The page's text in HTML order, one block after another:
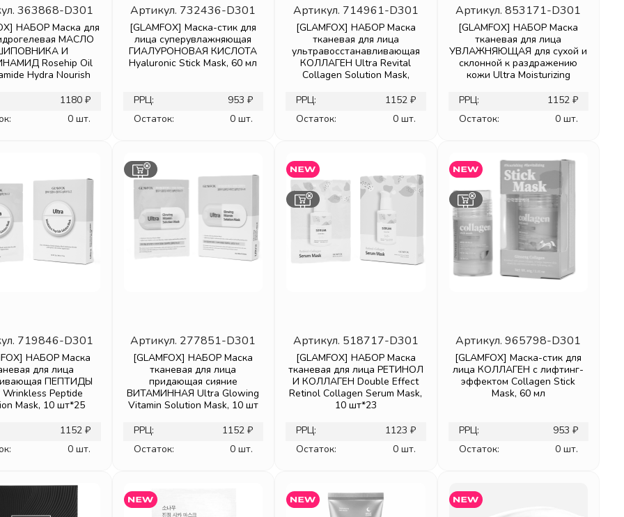
363868-D301
НАБОР Маска для
МАСЛО
И
Rosehip Oil
Hydra Nourish
1180 ₽
0 шт.
Артикул. 732436-D301
[GLAMFOX] Маска-стик для
лица суперувлажняющая
ГИАЛУРОНОВАЯ КИСЛОТА
Hyaluronic Stick Mask, 60 мл
РРЦ:
953 ₽
Остаток:
0 шт.
Артикул. 714961-D301
[GLAMFOX] НАБОР Маска
тканевая для лица
ультравосстанавливающая
КОЛЛАГЕН Ultra Revital
Collagen Solution Mask,
РРЦ:
1152 ₽
Остаток:
0 шт.
Артикул.853171-D301
[GLAMFOX] НАБОР Маска
тканевая для лица
УВЛАЖНЯЮЩАЯ для сухой и
склонной к раздражению
кожи Ultra Moisturizing
РРЦ:
1152 ₽
Остаток:
0 шт.
719846-D301
НАБОР Маска
для лица
ПЕПТИДЫ
Peptide
Mask, 10 шт*25
1152 ₽
0 шт.
Артикул. 277851-D301
[GLAMFOX] НАБОР Маска
тканевая для лица
придающая сияние
ВИТАМИННАЯ Ultra Glowing
Vitamin Solution Mask, 10 шт
РРЦ:
1152 ₽
Остаток:
0 шт.
Артикул. 518717-D301
[GLAMFOX] НАБОР Маска
тканевая для лица РЕТИНОЛ
И КОЛЛАГЕН Double Effect
Retinol Collagen Serum Mask,
10 шт*23
РРЦ:
1123 ₽
Остаток:
0 шт.
Артикул.965798-D301
[GLAMFOX] Маска-стик для
лица КОЛЛАГЕН с лифтинг-
эффектом Collagen Stick
Mask, 60 мл
РРЦ:
953 ₽
Остаток:
0 шт.